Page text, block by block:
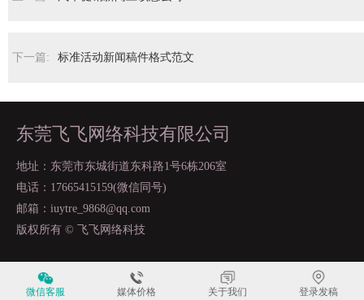
下一篇: 标准活动新闻稿件格式范文
东莞飞飞网络科技有限公司
地址：东莞市东城街道东科路1号6栋206室
电话：17665415159(微信同号)
邮箱：iuytre_9868@qq.com
版权所有 © 飞飞网络科技
微信客服 媒体价格 关于我们 登录发稿